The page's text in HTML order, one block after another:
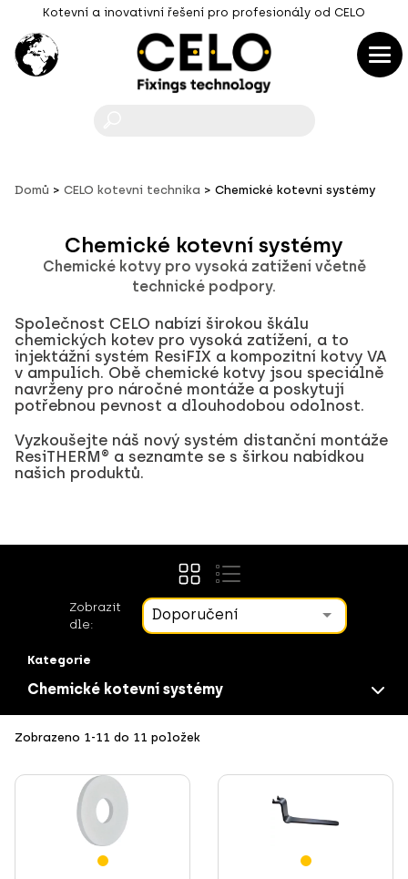
Kotevní a inovativní řešení pro profesionály od CELO
Domů CELO kotevní technika Chemické kotevní systémy
Chemické kotevní systémy
Chemické kotvy pro vysoká zatížení včetně
technické podpory.
Společnost CELO nabízí širokou škálu
chemických kotev pro vysoká zatížení, a to
injektážní systém ResiFIX a kompozitní kotvy VA
v ampulích. Obě chemické kotvy jsou speciálně
navrženy pro náročné montáže a poskytují
potřebnou pevnost a dlouhodobou odolnost.
Vyzkoušejte náš nový systém distanční montáže
ResiTHERM® a seznamte se s širkou nabídkou
našich produktů.
Zobrazit
dle:
Doporučení
Kategorie
Chemické kotevní systémy
CELO kotevní technika
Zobrazeno 1-11 do 11 položek